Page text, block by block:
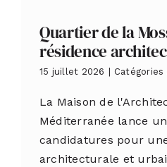
Quartier de la
résidence
15 juillet 2026 Catégories
La Maison de
Méditerranée lance
candidatures pour
architecturale et